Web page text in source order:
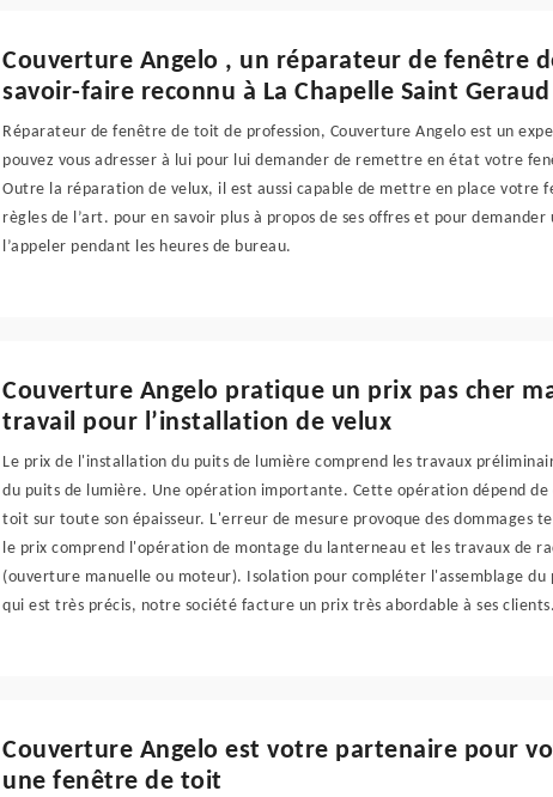
Couverture Angelo , un réparateur de fenêtre
savoir-faire reconnu à La Chapelle Saint Geraud
Réparateur de fenêtre de toit de profession, Couverture Angelo est un
pouvez vous adresser à lui pour lui demander de remettre en état votre
Outre la réparation de velux, il est aussi capable de mettre en place votre
règles de l’art. pour en savoir plus à propos de ses offres et pour demander
l’appeler pendant les heures de bureau.
Couverture Angelo pratique un prix pas cher
travail pour l’installation de velux
Le prix de l'installation du puits de lumière comprend les travaux
du puits de lumière. Une opération importante. Cette opération dépend
toit sur toute son épaisseur. L'erreur de mesure provoque des dommages
le prix comprend l'opération de montage du lanterneau et les travaux de
(ouverture manuelle ou moteur). Isolation pour compléter l'assemblage
qui est très précis, notre société facture un prix très abordable à ses clients.
Couverture Angelo est votre partenaire pour
une fenêtre de toit